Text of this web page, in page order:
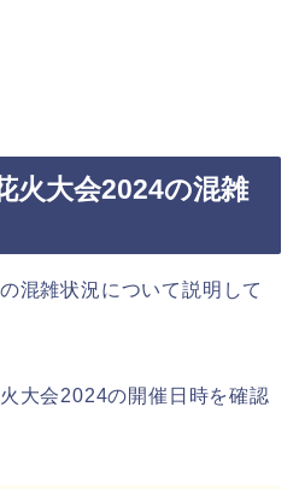
火大会2024の混雑
混雑状況について説明して
大会2024の開催日時を確認